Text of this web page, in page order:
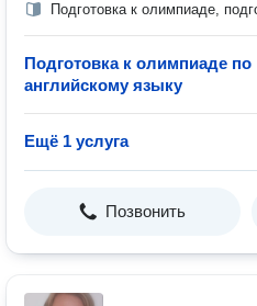
Подготовка к олимпиаде,
Подготовка к олимпиаде по
английскому языку
Ещё 1 услуга
Позвонить